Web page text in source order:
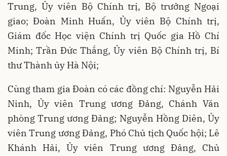
Trung, Ủy viên Bộ Chính trị, Bộ trưởng Ngoại
giao; Đoàn Minh Huấn, Ủy viên Bộ Chính trị,
Giám đốc Học viện Chính trị Quốc gia Hồ Chí
Minh; Trần Đức Thắng, Ủy viên Bộ Chính trị, Bí
thư Thành ủy Hà Nội;
Cùng tham gia Đoàn có các đồng chí: Nguyễn Hải
Ninh, Ủy viên Trung ương Đảng, Chánh Văn
phòng Trung ương Đảng; Nguyễn Hồng Diên, Ủy
viên Trung ương Đảng, Phó Chủ tịch Quốc hội; Lê
Khánh Hải, Ủy viên Trung ương Đảng, Chủ